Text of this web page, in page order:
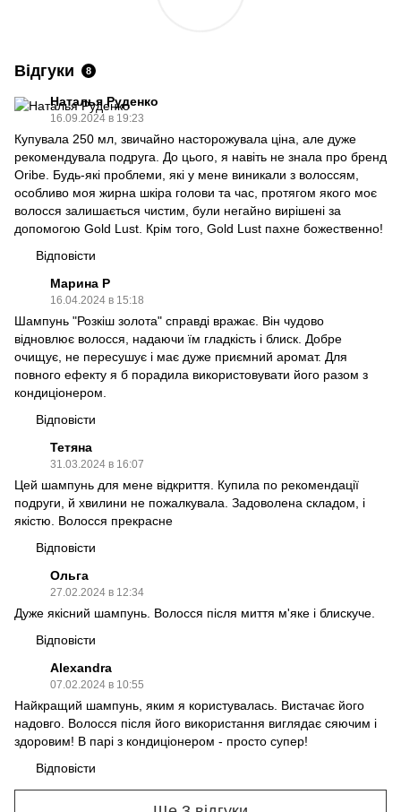
Відгуки 8
Наталья Руденко
16.09.2024 в 19:23
Купувала 250 мл, звичайно насторожувала ціна, але дуже
рекомендувала подруга. До цього, я навіть не знала про бренд
Oribe. Будь-які проблеми, які у мене виникали з волоссям,
особливо моя жирна шкіра голови та час, протягом якого моє
волосся залишається чистим, були негайно вирішені за
допомогою Gold Lust. Крім того, Gold Lust пахне божественно!
Відповісти
Марина Р
16.04.2024 в 15:18
Шампунь "Розкіш золота" справді вражає. Він чудово
відновлює волосся, надаючи їм гладкість і блиск. Добре
очищує, не пересушує і має дуже приємний аромат. Для
повного ефекту я б порадила використовувати його разом з
кондиціонером.
Відповісти
Тетяна
31.03.2024 в 16:07
Цей шампунь для мене відкриття. Купила по рекомендації
подруги, й хвилини не пожалкувала. Задоволена складом, і
якістю. Волосся прекрасне
Відповісти
Ольга
27.02.2024 в 12:34
Дуже якісний шампунь. Волосся після миття м'яке і блискуче.
Відповісти
Alexandra
07.02.2024 в 10:55
Найкращий шампунь, яким я користувалась. Вистачає його
надовго. Волосся після його використання виглядає сяючим і
здоровим! В парі з кондиціонером - просто супер!
Відповісти